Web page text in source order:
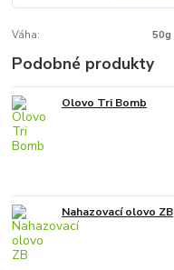
Váha: 50g
Podobné produkty
Olovo Tri Bomb
Nahazovací olovo ZB